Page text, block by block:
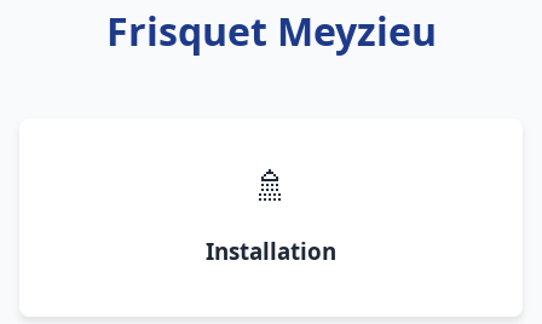
Frisquet Meyzieu
🚿
Installation